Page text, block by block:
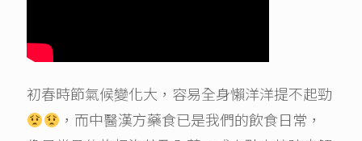
初春時節氣候變化大，容易全身懶洋洋提不起勁
，而中醫漢方藥食已是我們的飲食日常，